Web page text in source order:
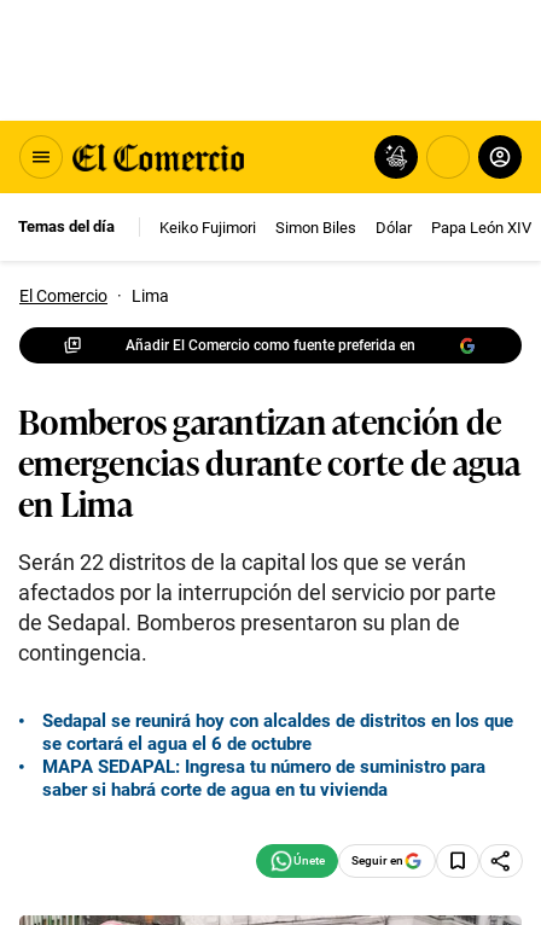
Temas del día Keiko Fujimori Simon Biles Dólar Papa León XIV
El Comercio · Lima
Añadir El Comercio como fuente preferida en
Bomberos garantizan atención de
emergencias durante corte de agua
en Lima
Serán 22 distritos de la capital los que se verán
afectados por la interrupción del servicio por parte
de Sedapal. Bomberos presentaron su plan de
contingencia.
Sedapal se reunirá hoy con alcaldes de distritos en los que
se cortará el agua el 6 de octubre
MAPA SEDAPAL: Ingresa tu número de suministro para
saber si habrá corte de agua en tu vivienda
Seguir en